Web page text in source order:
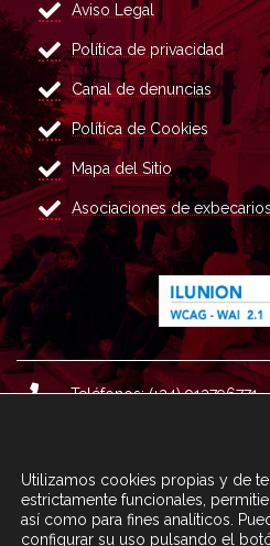
Aviso Legal
Política de privacidad
Canal de denuncias
Política de Cookies
Mapa del Sitio
Asociaciones de exbecarios
Teléfonos: (+34) 913796771
Correo :
Utilizamos cookies propias y de
estrictamente funcionales,
así como para fines analíticos.
configurar su uso pulsando el